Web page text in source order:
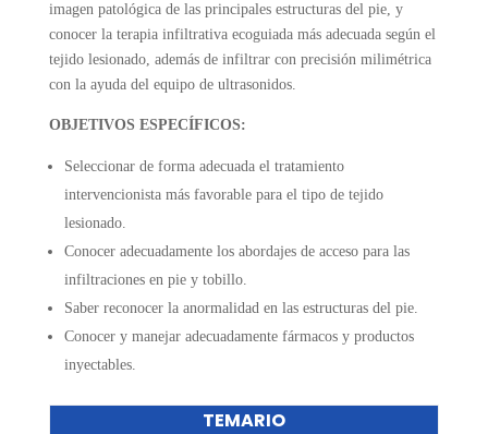
imagen patológica de las principales estructuras del pie, y
conocer la terapia infiltrativa ecoguiada más adecuada según el
tejido lesionado, además de infiltrar con precisión milimétrica
con la ayuda del equipo de ultrasonidos.
OBJETIVOS ESPECÍFICOS:
Seleccionar de forma adecuada el tratamiento
intervencionista más favorable para el tipo de tejido
lesionado.
Conocer adecuadamente los abordajes de acceso para las
infiltraciones en pie y tobillo.
Saber reconocer la anormalidad en las estructuras del pie.
Conocer y manejar adecuadamente fármacos y productos
inyectables.
TEMARIO